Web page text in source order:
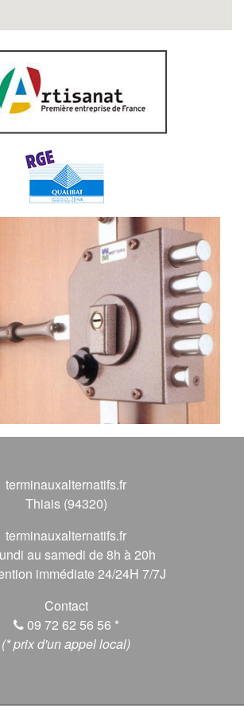
terminauxalternatifs.fr
Thiais (94320)
terminauxalternatifs.fr
au samedi de 8h à 20h
immédiate 24/24H 7/7J
Contact
09 72 62 56 56 *
(* prix d'un appel local)